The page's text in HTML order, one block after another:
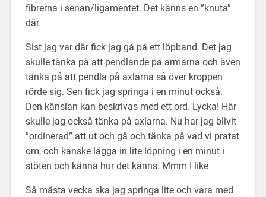
fibrerna i senan/ligamentet. Det känns en ”knuta”
där.
Sist jag var där fick jag gå på ett löpband. Det jag
skulle tänka på att pendlande på armarna och även
tänka på att pendla på axlarna så över kroppen
rörde sig. Sen fick jag springa i en minut också.
Den känslan kan beskrivas med ett ord. Lycka! Här
skulle jag också tänka på axlarna. Nu har jag blivit
”ordinerad” att ut och gå och tänka på vad vi pratat
om, och kanske lägga in lite löpning i en minut i
stöten och känna hur det känns. Mmm I like
Så mästa vecka ska jag springa lite och vara med